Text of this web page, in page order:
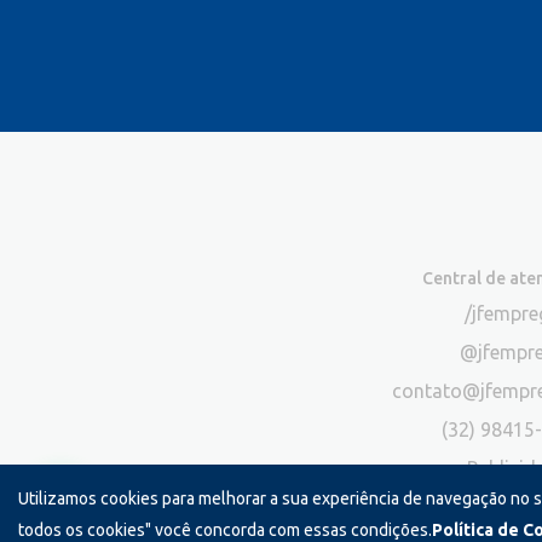
Utilizamos cookies para melhorar a sua experiência de navegação
todos os cookies" você concorda com essas condições.Política de
Central de
/
(32)
*Exclusivo para atendimento via chat.